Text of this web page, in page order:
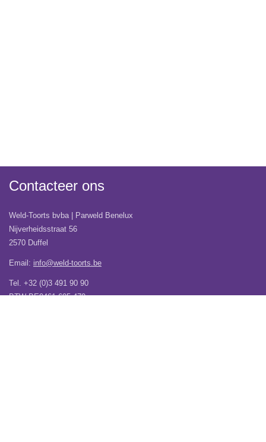
Contacteer ons
Weld-Toorts bvba | Parweld Benelux
Nijverheidsstraat 56
2570 Duffel
Email: info@weld-toorts.be
Tel. +32 (0)3 491 90 90
BTW BE0461.605.479